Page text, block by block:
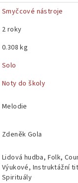
Smyčcové nástroje
2 roky
0.308 kg
Solo
Noty do školy
Melodie
Zdeněk Gola
Lidová hudba, Folk,
Výukové, Instruktážní
Spirituály